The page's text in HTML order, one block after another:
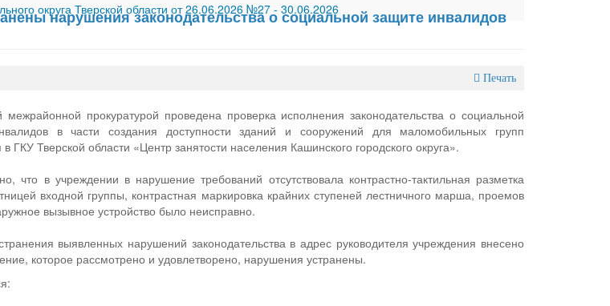
округа Тверской области от 26.06.2026 №27 - 30.06.2026
нарушения законодательства о социальной защите инвалидов
Печать
межрайонной прокуратурой проведена проверка исполнения законодательства о социальной
в части создания доступности зданий и сооружений для маломобильных групп
ГКУ Тверской области «Центр занятости населения Кашинского городского округа».
что в учреждении в нарушение требований отсутствовала контрастно-тактильная разметка
входной группы, контрастная маркировка крайних ступеней лестничного марша, проемов
вызывное устройство было неисправно.
выявленных нарушений законодательства в адрес руководителя учреждения внесено
которое рассмотрено и удовлетворено, нарушения устранены.